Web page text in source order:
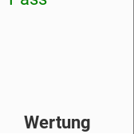
Wertung